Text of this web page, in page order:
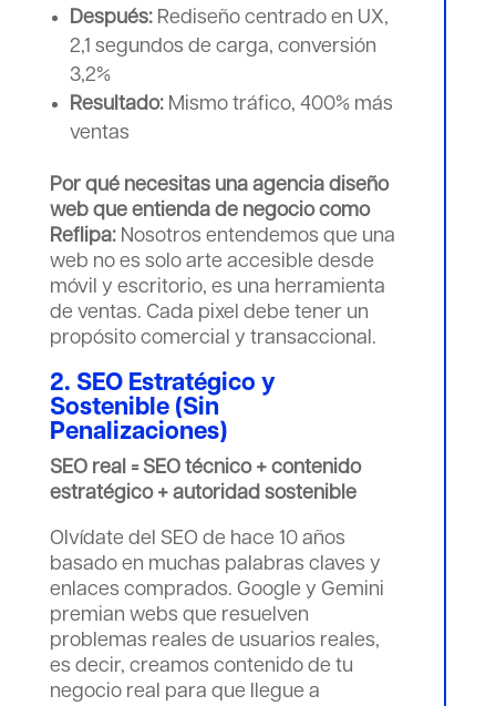
Después:Rediseño centrado en UX,
2,1 segundos de carga, conversión
3,2%
Resultado:Mismo tráfico, 400% más
ventas
Por qué necesitas una agencia diseño
web que entienda de negocio como
Reflipa:Nosotros entendemos que una
web no es solo arte accesible desde
móvil y escritorio, es una herramienta
de ventas. Cada pixel debe tener un
propósito comercial y transaccional.
2. SEO Estratégico y
Sostenible (Sin
Penalizaciones)
SEO real = SEO técnico + contenido
estratégico + autoridad sostenible
Olvídate del SEO de hace 10 años
basado en muchas palabras claves y
enlaces comprados. Google y Gemini
premian webs que resuelven
problemas reales de usuarios reales,
es decir, creamos contenido de tu
negocio real para que llegue a